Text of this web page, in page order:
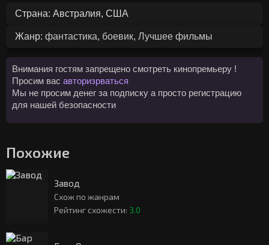
Страна: Австралия, США
Жанр: фантастика, боевик, Лучшее фильмы
Внимания гостям запрещено смотреть кинопремьеру !
Просим вас авторизрваться
Мы не просим денег за подписку а просто регистрацию
для нашей безопасности
Похожие
Завод
Схож по жанрам
Рейтинг схожести: 3.0